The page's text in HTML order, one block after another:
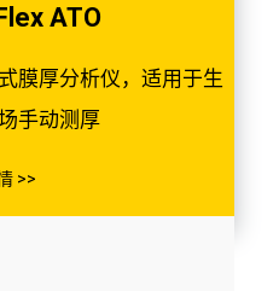
ATO
膜厚分析仪，适用于生
手动测厚
>>